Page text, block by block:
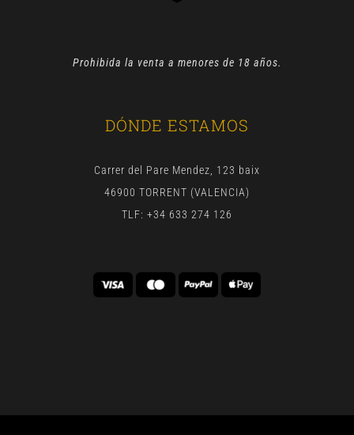
Prohibida la venta a menores de 18 años.
DÓNDE ESTAMOS
Carrer del Pare Mendez, 123 baix
46900 TORRENT (VALENCIA)
TLF: +34 633 274 126